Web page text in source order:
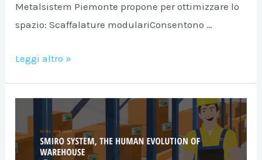
Metalsistem Piemonte propone per ottimizzare lo
spazio: Scaffalature modulariConsentono …
Massimizzare
con
scaffalature
“su
Leggi altro »